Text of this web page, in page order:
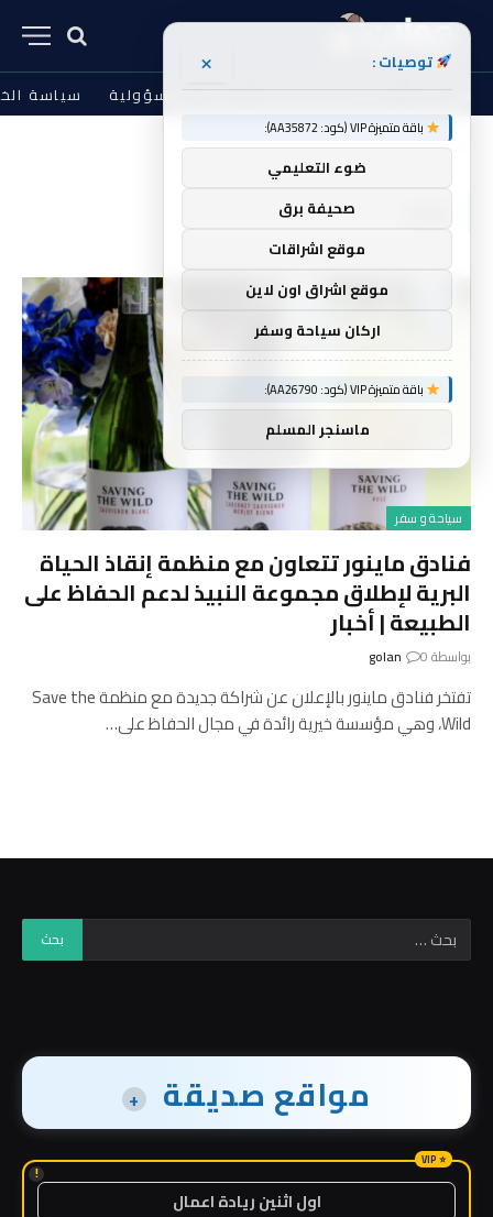
من نحن الشروط والأحكام إخلاء المسؤولية سياسة
الرئيسية » إنقاذ
سياحة و سفر
فنادق ماينور تتعاون مع منظمة إنقاذ الحياة
البرية لإطلاق مجموعة النبيذ لدعم الحفاظ على
الطبيعة | أخبار
بواسطة golan 0
تفتخر فنادق ماينور بالإعلان عن شراكة جديدة مع منظمة Save the
Wild، وهي مؤسسة خيرية رائدة في مجال الحفاظ على…
مواقع صديقة +
!
اول اثنين ريادة اعمال
توصيات : ×
باقة متميزة VIP (كود: AA35872):
ضوء التعليمي
صحيفة برق
موقع اشراقات
موقع اشراق اون لاين
اركان سياحة وسفر
باقة متميزة VIP (كود: AA26790):
ماسنجر المسلم